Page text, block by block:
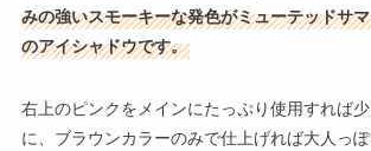
みの強いスモーキーな発色がミューテッドサ
のアイシャドウです。
右上のピンクをメインにたっぷり使用すれば
に、ブラウンカラーのみで仕上げれば大人っ